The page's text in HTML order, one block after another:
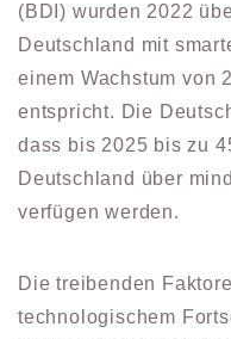
(BDI) wurden 2022
Deutschland mit
einem Wachstum von
entspricht. Die
dass bis 2025 bis zu
Deutschland über
verfügen werden.
Die treibenden
technologischem